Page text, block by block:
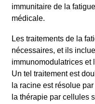
immunitaire de la
médicale.
Les traitements de la
nécessaires, et ils
immunomodulatrices et
Un tel traitement est
la racine est résolue
la thérapie par cellules